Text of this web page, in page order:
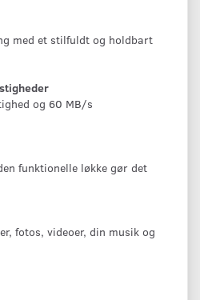
med et stilfuldt og holdbart
og 60 MB/s
funktionelle løkke gør det
fotos, videoer, din musik og